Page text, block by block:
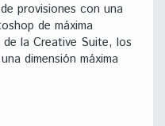
provisiones con una
de máxima
la Creative Suite, los
dimensión máxima